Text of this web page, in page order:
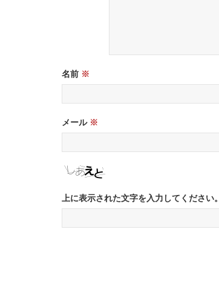
名前 ※
メール ※
上に表示された文字を入力してください。